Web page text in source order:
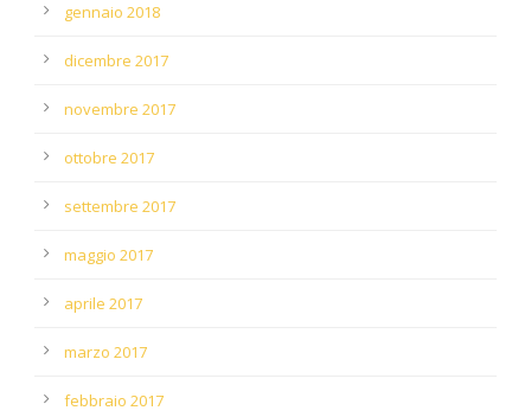
gennaio 2018
dicembre 2017
novembre 2017
ottobre 2017
settembre 2017
maggio 2017
aprile 2017
marzo 2017
febbraio 2017